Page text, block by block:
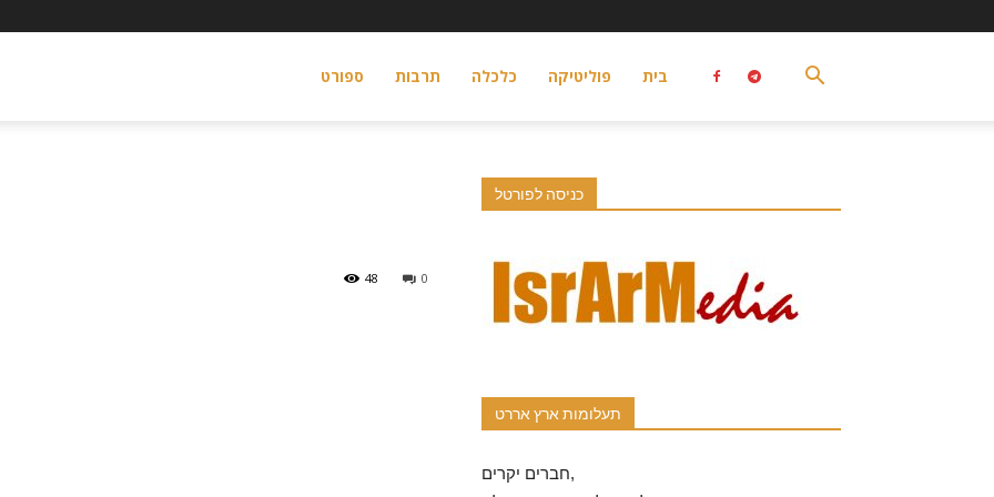
ספורט תרבות כלכלה פוליטיקה בית
0
48
כניסה לפורטל
תעלומות ארץ אררט
חברים יקרים,